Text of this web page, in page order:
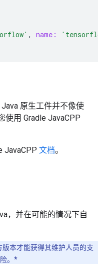
, name:
原生工件并不像使
使用 Gradle JavaCPP
JavaCPP 文档。
，并在可能的情况下自
本才能获得其维护人员的支
。*